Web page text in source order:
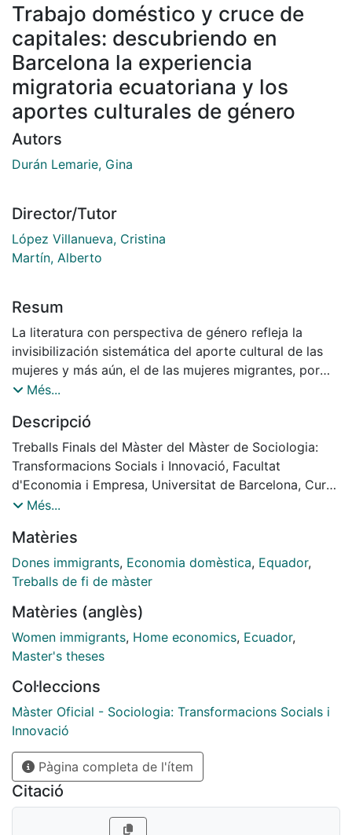
Trabajo doméstico y cruce de
capitales: descubriendo en
Barcelona la experiencia
migratoria ecuatoriana y los
aportes culturales de género
Autors
Durán Lemarie, Gina
Director/Tutor
López Villanueva, Cristina
Martín, Alberto
Resum
La literatura con perspectiva de género refleja la
invisibilización sistemática del aporte cultural de las
mujeres y más aún, el de las mujeres migrantes, por
parte de un sistema que las ha sumido en la
laboral internacional marcado por la división sexual y
la etnia. En este sentido, y con la aplicación de
técnicas de investigación cualitativa como la
entrevista semiestructurada, dirigida principalmente a
mujeres inmigrantes ecuatorianas en Barcelona,
conocimientos y saberes culturales, transmitidos por
las mujeres ecuatorianas en su día a día en el ámbito
laboral; así como el capital cultural que ellas adquieren
Més...
Descripció
Treballs Finals del Màster del Màster de Sociologia:
Transformacions Socials i Innovació, Facultat
d'Economia i Empresa, Universitat de Barcelona, Curs:
2018-2019, Tutor: Cristina López ; Alberto Martín
Més...
Matèries
Dones immigrants, Economia domèstica, Equador,
Treballs de fi de màster
Matèries (anglès)
Women immigrants, Home economics, Ecuador,
Master's theses
Col·leccions
Màster Oficial - Sociologia: Transformacions Socials i
Innovació
Pàgina completa de l'ítem
Citació